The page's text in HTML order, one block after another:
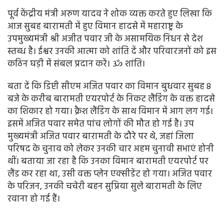
पूर्व केंद्रीय मंत्री अरुण यादव ने शोक व्यक्त करते हुए लिखा कि
आज सुबह बारामती में हुए विमान हादसे में महाराष्ट्र के
उपमुख्यमंत्री श्री अजीत पवार जी के असामयिक निधन से देश
स्तब्ध है। ईश्वर उनकी आत्मा को शांति दें और परिवारजनों को इस
कठिन घड़ी में संबल प्रदान करें। ॐ शांति।
बता दें कि डिप्टी सीएम अजित पवार का विमान बुधवार सुबह 8
बजे के करीब बारामती एयरपोर्ट के निकट लैंडिंग के वक्त हादसे
का शिकार हो गया। क्रैश लैंडिंग के साथ विमान में आग लग गई।
इसमें अजित पवार समेत पांच लोगों की मौत हो गई है। उप
मुख्यमंत्री अजित पवार बारामती के दौरे पर थे, जहां जिला
परिषद के चुनाव को लेकर उनकी चार अहम चुनावी सभाएं होनी
थीं। बताया जा रहा है कि उनका विमान बारामती एयरपोर्ट पर
लैंड कर रहा था, उसी वक्त प्लेन एक्सीडेंट हो गया। अजित पवार
के परिजन, उनकी चचेरी बहन सुप्रिया सुले बारामती के लिए
रवाना हो गई हैं।